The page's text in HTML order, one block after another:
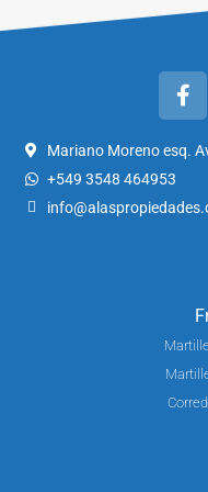
Mariano Moreno esq.
+549 3548 464953